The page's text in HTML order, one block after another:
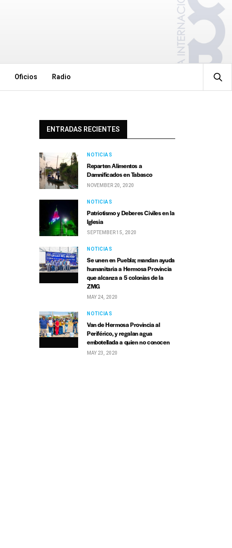
Oficios Radio
ENTRADAS RECIENTES
NOTICIAS
Reparten Alimentos a
Damnificados en Tabasco
NOVEMBER 20, 2020
NOTICIAS
Patriotismo y Deberes Civiles en la
Iglesia
SEPTEMBER 15, 2020
NOTICIAS
Se unen en Puebla; mandan ayuda
humanitaria a Hermosa Provincia
que alcanza a 5 colonias de la
ZMG
MAY 24, 2020
NOTICIAS
Van de Hermosa Provincia al
Periférico, y regalan agua
embotellada a quien no conocen
MAY 23, 2020